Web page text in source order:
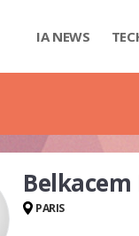
IA NEWS
Belkacem
PARIS